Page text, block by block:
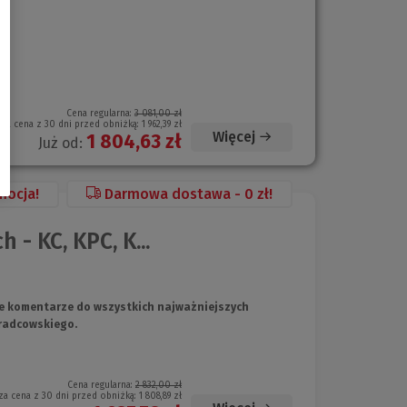
Cena regularna: 3 081,00 zł
cena z 30 dni przed obniżką: 1 962,39 zł
Już od: 1 804,63 zł Więcej
Darmowa dostawa - 0 zł!
KC, KPC, K...
komentarze do wszystkich najważniejszych
Cena regularna: 2 832,00 zł
cena z 30 dni przed obniżką: 1 808,89 zł